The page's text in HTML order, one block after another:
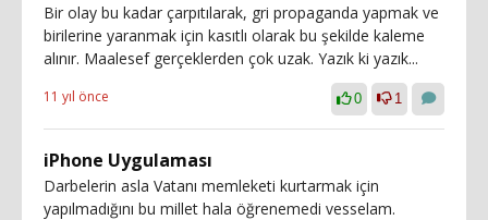
Bir olay bu kadar çarpıtılarak, gri propaganda yapmak ve
birilerine yaranmak için kasıtlı olarak bu şekilde kaleme
alınır. Maalesef gerçeklerden çok uzak. Yazık ki yazık...
11 yıl önce 0 1
iPhone Uygulaması
Darbelerin asla Vatanı memleketi kurtarmak için
yapılmadığını bu millet hala öğrenemedi vesselam.